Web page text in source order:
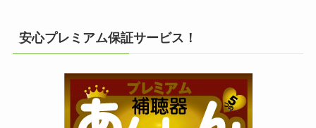
安心プレミアム保証サービス！